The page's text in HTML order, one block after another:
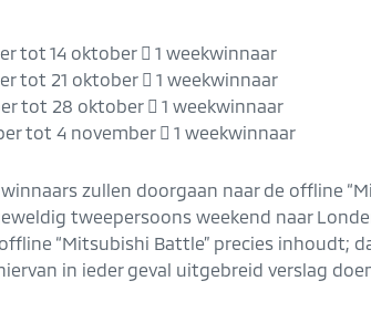
tot 14 oktober  1 weekwinnaar
tot 21 oktober  1 weekwinnaar
tot 28 oktober  1 weekwinnaar
tot 4 november  1 weekwinnaar
zullen doorgaan naar de offline
tweepersoons weekend naar
“Mitsubishi Battle” precies inhoudt;
in ieder geval uitgebreid verslag